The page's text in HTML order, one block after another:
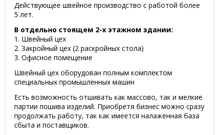
Действующее швейное производство с работой более
5 лет.
В отдельно стоящем 2-х этажном здании:
1. Швейный цех
2. Закройный цех (2 раскройных стола)
3. Офисное помещение
Швейный цех оборудован полным комплектом
специальных промышленных машин
Есть возможность отшивать как массово, так и мелкие
партии пошива изделий. Приобретя бизнес можно сразу
продолжать работу, так как имеется налаженная база
сбыта и поставщиков.